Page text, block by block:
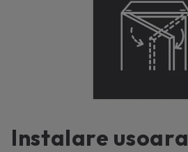
Instalare usoara